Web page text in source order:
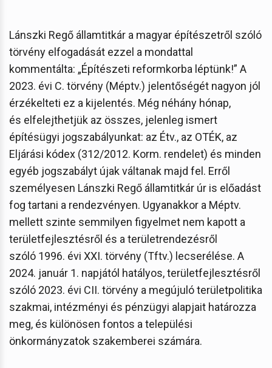
Lánszki Regő államtitkár a magyar építészetről szóló
törvény elfogadását ezzel a mondattal
kommentálta: „Építészeti reformkorba léptünk!” A
2023. évi C. törvény (Méptv.) jelentőségét nagyon jól
érzékelteti ez a kijelentés. Még néhány hónap,
és elfelejthetjük az összes, jelenleg ismert
építésügyi jogszabályunkat: az Étv., az OTÉK, az
Eljárási kódex (312/2012. Korm. rendelet) és minden
egyéb jogszabályt újak váltanak majd fel. Erről
személyesen Lánszki Regő államtitkár úr is előadást
fog tartani a rendezvényen. Ugyanakkor a Méptv.
mellett szinte semmilyen figyelmet nem kapott a
területfejlesztésről és a területrendezésről
szóló 1996. évi XXI. törvény (Tftv.) lecserélése. A
2024. január 1. napjától hatályos, területfejlesztésről
szóló 2023. évi CII. törvény a megújuló területpolitika
szakmai, intézményi és pénzügyi alapjait határozza
meg, és különösen fontos a települési
önkormányzatok szakemberei számára.